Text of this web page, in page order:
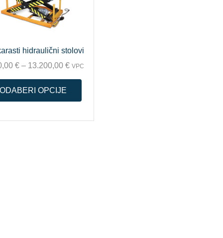
hidraulični stolovi
€– 13.200,00 € VPC
ODABERI OPCIJE